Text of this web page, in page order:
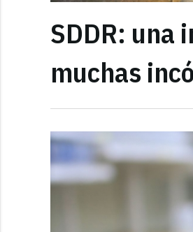
SDDR: una
muchas